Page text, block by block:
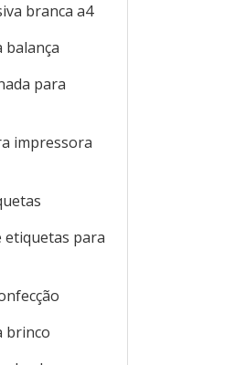
branca a4
balança
para
impressora
etiquetas para
brinco